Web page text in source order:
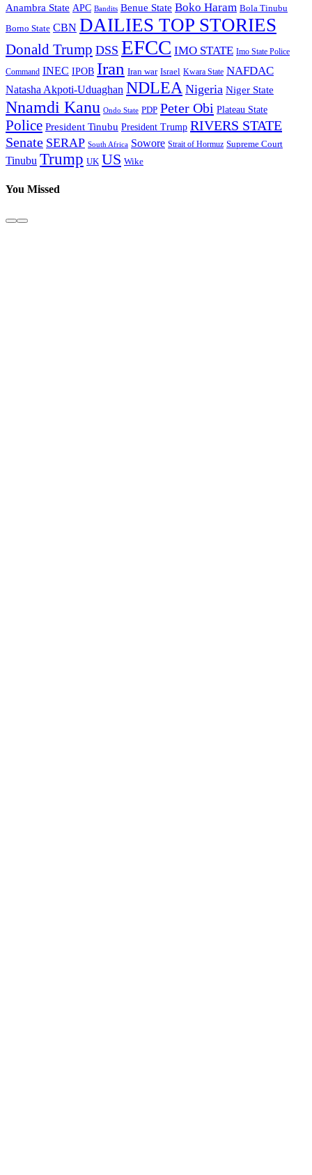
Anambra State APC Bandits Benue State Boko Haram Bola Tinubu
Borno State CBN DAILIES TOP STORIES
Donald Trump DSS EFCC IMO STATE Imo State Police
Command INEC IPOB Iran Iran war Israel Kwara State NAFDAC
Natasha Akpoti-Uduaghan NDLEA Nigeria Niger State
Nnamdi Kanu Ondo State PDP Peter Obi Plateau State
Police President Tinubu President Trump RIVERS STATE
Senate SERAP South Africa Sowore Strait of Hormuz Supreme Court
Tinubu Trump UK US Wike
You Missed